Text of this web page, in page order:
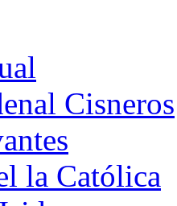
Cisneros
la Católica